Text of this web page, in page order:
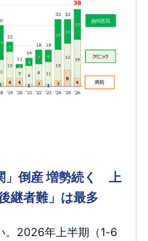
」倒産 増勢続く 上
継者難」は最多
。2026年上半期（1-6